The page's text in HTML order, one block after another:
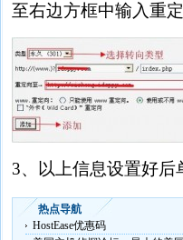
至右边方框中输入重
3、以上信息设置好后
热点导航
HostEase优惠码